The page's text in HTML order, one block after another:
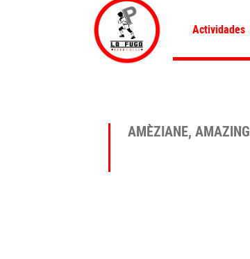
Actividades
AMÈZIANE, AMAZING